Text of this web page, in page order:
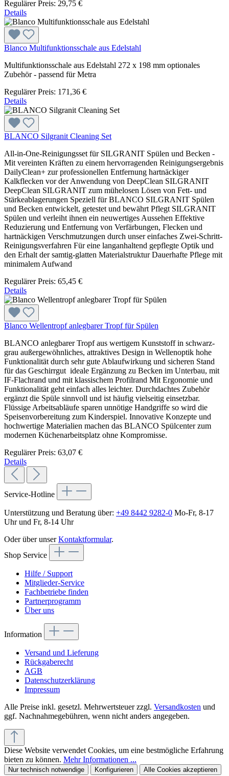
Regulärer Preis: 29,75 €
Details
Blanco Multifunktionsschale aus Edelstahl
Multifunktionsschale aus Edelstahl 272 x 198 mm optionales
Zubehör - passend für Metra
Regulärer Preis: 171,36 €
Details
BLANCO Silgranit Cleaning Set
All-in-One-Reinigungsset für SILGRANIT Spülen und Becken -
Mit vereinten Kräften zu einem hervorragenden Reinigungsergebnis
DailyClean+ zur professionellen Entfernung hartnäckiger
Kalkflecken vor der Anwendung von DeepClean SILGRANIT
DeepClean SILGRANIT zum mühelosen Lösen von Fett- und
Stärkeablagerungen Speziell für BLANCO SILGRANIT Spülen
und Becken entwickelt, getestet und bewährt Pflegt SILGRANIT
Spülen und verleiht ihnen ein neuwertiges Aussehen Effektive
Reduzierung und Entfernung von Verfärbungen, Flecken und
hartnäckigen Verschmutzungen durch unser einfaches Zwei-Schritt-
Reinigungsverfahren Für eine langanhaltend gepflegte Optik und
den Erhalt der samtig-glatten Materialstruktur Dauerhafte Pflege mit
minimalem Aufwand
Regulärer Preis: 65,45 €
Details
Blanco Wellentropf anlegbarer Tropf für Spülen
BLANCO anlegbarer Tropf aus wertigem Kunststoff in schwarz-
grau außergewöhnliches, attraktives Design in Wellenoptik hohe
Funktionalität durch sehr gute Ablaufwirkung und sicheren Stand
für das Geschirrgut ideale Ergänzung zu Becken im Unterbau, mit
IF-Flachrand und mit klassischem Profilrand Mit Ergonomie und
Funktionalität geht einfach alles leichter. Durchdachtes Zubehör
ergänzt die Spüle sinnvoll und ist häufig vielseitig einsetzbar.
Flüssige Arbeitsabläufe sparen unnötige Handgriffe so wird die
Speisenvorbereitung zum Kinderspiel. Innovative Konzepte und
hochwertige Materialien machen das BLANCO Spülcenter zum
modernen Küchenarbeitsplatz ohne Kompromisse.
Regulärer Preis: 63,07 €
Details
Service-Hotline
Unterstützung und Beratung über: +49 8442 9282-0 Mo-Fr, 8-17
Uhr und Fr, 8-14 Uhr
Oder über unserKontaktformular.
Shop Service
Hilfe / Support
Mitglieder-Service
Fachbetriebe finden
Partnerprogramm
Über uns
Information
Versand und Lieferung
Rückgaberecht
AGB
Datenschutzerklärung
Impressum
Alle Preise inkl. gesetzl. Mehrwertsteuer zzgl. Versandkosten und
ggf. Nachnahmegebühren, wenn nicht anders angegeben.
Diese Website verwendet Cookies, um eine bestmögliche Erfahrung
bieten zu können. Mehr Informationen ...
Nur technisch notwendige Konfigurieren Alle Cookies akzeptieren